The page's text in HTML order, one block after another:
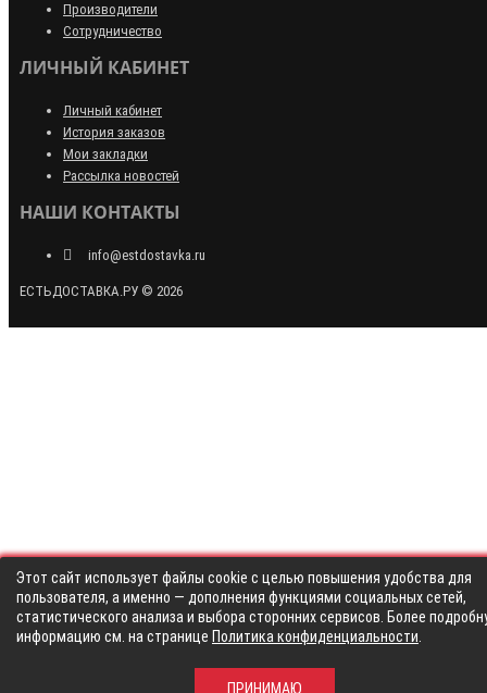
Производители
Сотрудничество
ЛИЧНЫЙ КАБИНЕТ
Личный кабинет
История заказов
Мои закладки
Рассылка новостей
НАШИ КОНТАКТЫ
info@estdostavka.ru
ЕСТЬДОСТАВКА.РУ © 2026
Этот сайт использует файлы cookie с целью повышения удобства для
пользователя, а именно — дополнения функциями социальных сетей,
статистического анализа и выбора сторонних сервисов. Более
информацию см. на странице Политика конфиденциальности
ПРИНИМАЮ